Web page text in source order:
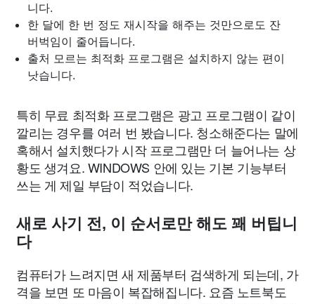
니다.
한 달에 한 번 정도 재시작을 해주는 것만으로도 잔
버벅임이 줄어듭니다.
출처 모르는 최적화 프로그램은 설치하지 않는 편이
낫습니다.
특히 무료 최적화 프로그램은 광고 프로그램이 같이
깔리는 경우를 여러 번 봤습니다. 청소해준다는 말에
혹해서 설치했다가 시작 프로그램만 더 늘어나는 상
황도 생겨요. WINDOWS 안에 있는 기본 기능부터
쓰는 게 제일 부담이 적었습니다.
새로 사기 전, 이 순서로만 해도 꽤 버팁니
다
컴퓨터가 느려지면 새 제품부터 검색하게 되는데, 가
격을 보면 또 마음이 복잡해집니다. 요즘 노트북도